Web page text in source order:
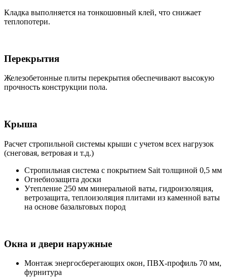
Кладка выполняется на тонкошовный клей, что снижает
теплопотери.
Перекрытия
Железобетонные плиты перекрытия обеспечивают высокую
прочность конструкции пола.
Крыша
Расчет стропильной системы крыши с учетом всех нагрузок
(снеговая, ветровая и т.д.)
Стропильная система с покрытием Sait толщиной 0,5 мм
Огнебиозащита доски
Утепление 250 мм минеральной ваты, гидроизоляция,
ветрозащита, теплоизоляция плитами из каменной ваты
на основе базальтовых пород
Окна и двери наружные
Монтаж энергосберегающих окон, ПВХ-профиль 70 мм,
фурнитура